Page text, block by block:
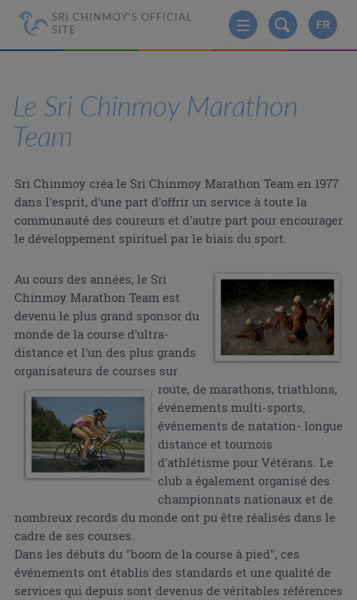
SRI CHINMOY'S OFFICIAL
SITE
FR
Le Sri Chinmoy Marathon
Team
Sri Chinmoy créa le Sri Chinmoy Marathon Team en 1977
dans l'esprit, d'une part d'offrir un service à toute la
communauté des coureurs et d'autre part pour encourager
le développement spirituel par le biais du sport.
Au cours des années, le Sri
Chinmoy Marathon Team est
devenu le plus grand sponsor du
monde de la course d'ultra-
distance et l'un des plus grands
organisateurs de courses sur
route, de marathons, triathlons,
événements multi-sports,
événements de natation- longue
distance et tournois
d'athlétisme pour Vétérans. Le
club a également organisé des
championnats nationaux et de
nombreux records du monde ont pu être réalisés dans le
cadre de ses courses.
Dans les débuts du "boom de la course à pied", ces
événements ont établis des standards et une qualité de
services qui depuis sont devenus de véritables références